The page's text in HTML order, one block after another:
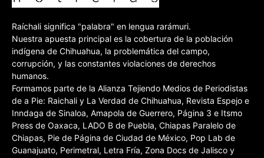
Raíchali significa "palabra" en lengua rarámuri.
Nuestra apuesta principal es la cobertura de la población
indígena de Chihuahua, la problemática del campo,
corrupción, y las constantes violaciones de derechos
humanos.
Formamos parte de la Alianza Tejiendo Medios de Periodistas
de a Pie: Raichali y La Verdad de Chihuahua, Revista Espejo e
Inndaga de Sinaloa, Amapola de Guerrero, Página 3 e Itsmo
Press de Oaxaca, LADO B de Puebla, Chiapas Paralelo de
Chiapas, Pie de Página de Ciudad de México, Pop Lab de
Guanajuato, Perimetral, Letra Fría, Zona Docs de Jalisco y